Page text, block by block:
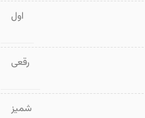
اول
رقعی
شمیز